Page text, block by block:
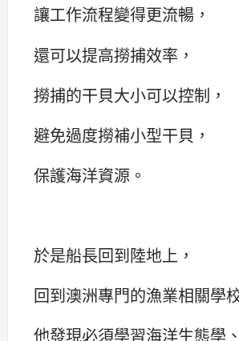
讓工作流程變得更流暢，
還可以提高撈捕效率，
撈捕的干貝大小可以控制，
避免過度撈補小型干貝，
保護海洋資源。
於是船長回到陸地上，
回到澳洲專門的漁業相關學
他發現必須學習海洋生態學